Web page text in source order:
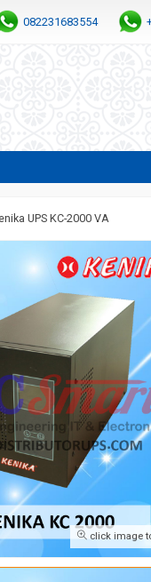
082231683554
UPS KC-2000 VA
click image